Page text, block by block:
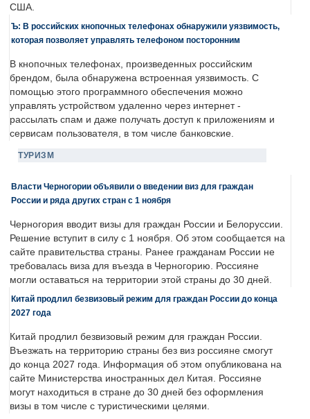
США.
Ъ: В российских кнопочных телефонах обнаружили уязвимость,
которая позволяет управлять телефоном посторонним
В кнопочных телефонах, произведенных российским
брендом, была обнаружена встроенная уязвимость. С
помощью этого программного обеспечения можно
управлять устройством удаленно через интернет -
рассылать спам и даже получать доступ к приложениям и
сервисам пользователя, в том числе банковские.
ТУРИЗМ
Власти Черногории объявили о введении виз для граждан
России и ряда других стран с 1 ноября
Черногория вводит визы для граждан России и Белоруссии.
Решение вступит в силу с 1 ноября. Об этом сообщается на
сайте правительства страны. Ранее гражданам России не
требовалась виза для въезда в Черногорию. Россияне
могли оставаться на территории этой страны до 30 дней.
Китай продлил безвизовый режим для граждан России до конца
2027 года
Китай продлил безвизовый режим для граждан России.
Въезжать на территорию страны без виз россияне смогут
до конца 2027 года. Информация об этом опубликована на
сайте Министерства иностранных дел Китая. Россияне
могут находиться в стране до 30 дней без оформления
визы в том числе с туристическими целями.